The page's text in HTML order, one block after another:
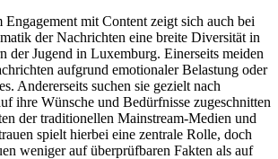
Engagement mit Content zeigt sich auch bei
der Nachrichten eine breite Diversität in
der Jugend in Luxemburg. Einerseits meiden
aufgrund emotionaler Belastung oder
Andererseits suchen sie gezielt nach
ihre Wünsche und Bedürfnisse zugeschnitten
der traditionellen Mainstream-Medien und
spielt hierbei eine zentrale Rolle, doch
weniger auf überprüfbaren Fakten als auf